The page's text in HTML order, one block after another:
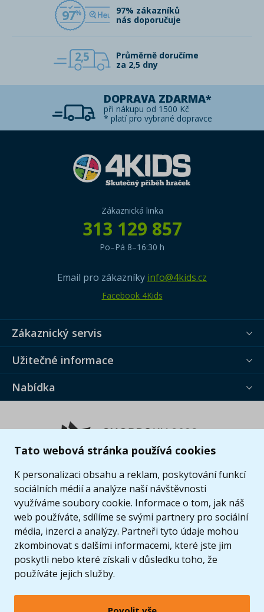
Tato webová stránka používá cookies
K personalizaci obsahu a reklam, poskytování funkcí
sociálních médií a analýze naší návštěvnosti
využíváme soubory cookie. Informace o tom, jak náš
web používáte, sdílíme se svými partnery pro sociální
média, inzerci a analýzy. Partneři tyto údaje mohou
zkombinovat s dalšími informacemi, které jste jim
poskytli nebo které získali v důsledku toho, že
používáte jejich služby.
97
97% zákazníků
nás doporučuje
2,5
Průměrně doručíme
za 2,5 dny
DOPRAVA ZDARMA*
při nákupu od 1500 Kč
* platí pro vybrané dopravce
Zákaznická linka
313 129 857
Po–Pá 8–16:30 h
Email pro zákazníky info@4kids.cz
Facebook 4Kids
Zákaznický servis
Užitečné informace
Nabídka